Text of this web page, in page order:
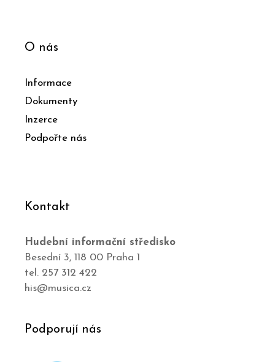
O nás
Informace
Dokumenty
Inzerce
Podpořte nás
Kontakt
Hudební informační středisko
Besední 3, 118 00 Praha 1
tel. 257 312 422
his@musica.cz
Podporují nás